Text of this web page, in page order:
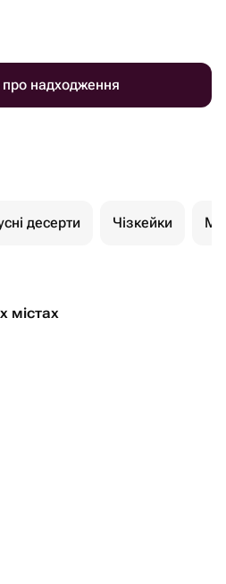
про надходження
десерти Чізкейки
містах